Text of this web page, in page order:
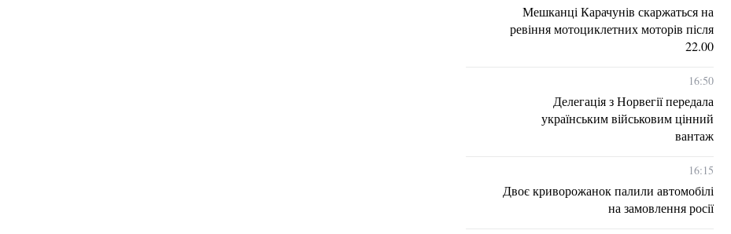
Мешканці Карачунів скаржаться на
ревіння мотоциклетних моторів після
22.00
16:50
Делегація з Норвегії передала
українським військовим цінний
вантаж
16:15
Двоє криворожанок палили автомобілі
на замовлення росії